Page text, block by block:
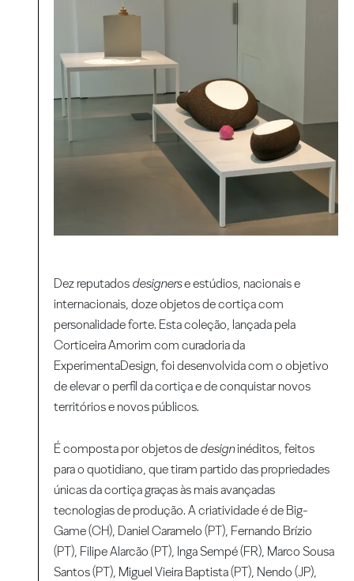
Dez reputados designerse estúdios, nacionais e
internacionais, doze objetos de cortiça com
personalidade forte. Esta coleção, lançada pela
Corticeira Amorim com curadoria da
ExperimentaDesign, foi desenvolvida com o objetivo
de elevar o perfil da cortiça e de conquistar novos
territórios e novos públicos.
É composta por objetos de designinéditos, feitos
para o quotidiano, que tiram partido das propriedades
únicas da cortiça graças às mais avançadas
tecnologias de produção. A criatividade é de Big-
Game (CH), Daniel Caramelo (PT), Fernando Brízio
(PT), Filipe Alarcão (PT), Inga Sempé (FR), Marco Sousa
Santos (PT), Miguel Vieira Baptista (PT), Nendo (JP),